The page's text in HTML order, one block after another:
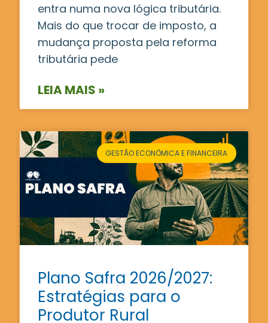
entra numa nova lógica tributária.
Mais do que trocar de imposto, a
mudança proposta pela reforma
tributária pede
LEIA MAIS »
GESTÃO ECONÔMICA E FINANCEIRA
Plano Safra 2026/2027:
Estratégias para o
Produtor Rural